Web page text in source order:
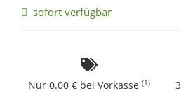
sofort verfügbar
Nur 0.00 € bei Vorkasse (1)